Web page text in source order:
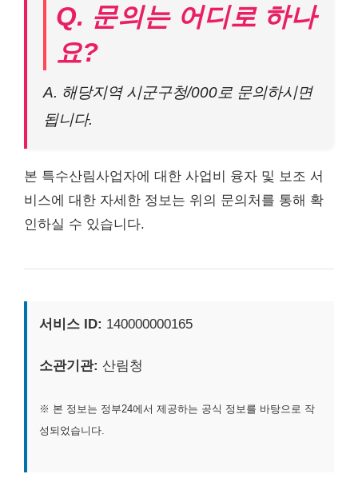
Q. 문의는 어디로 하나
요?
A. 해당지역 시군구청/000로 문의하시면
됩니다.
본 특수산림사업자에 대한 사업비 융자 및 보조 서
비스에 대한 자세한 정보는 위의 문의처를 통해 확
인하실 수 있습니다.
서비스 ID: 140000000165
소관기관: 산림청
※ 본 정보는 정부24에서 제공하는 공식 정보를 바탕으로 작
성되었습니다.